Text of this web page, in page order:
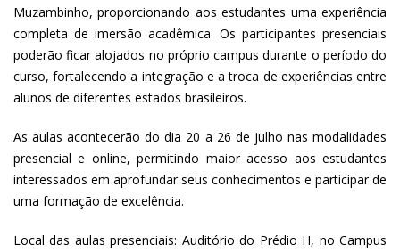
Muzambinho, proporcionando aos estudantes uma experiência
completa de imersão acadêmica. Os participantes presenciais
poderão ficar alojados no próprio campus durante o período do
curso, fortalecendo a integração e a troca de experiências entre
alunos de diferentes estados brasileiros.
As aulas acontecerão do dia 20 a 26 de julho nas modalidades
presencial e online, permitindo maior acesso aos estudantes
interessados em aprofundar seus conhecimentos e participar de
uma formação de excelência.
Local das aulas presenciais: Auditório do Prédio H, no Campus